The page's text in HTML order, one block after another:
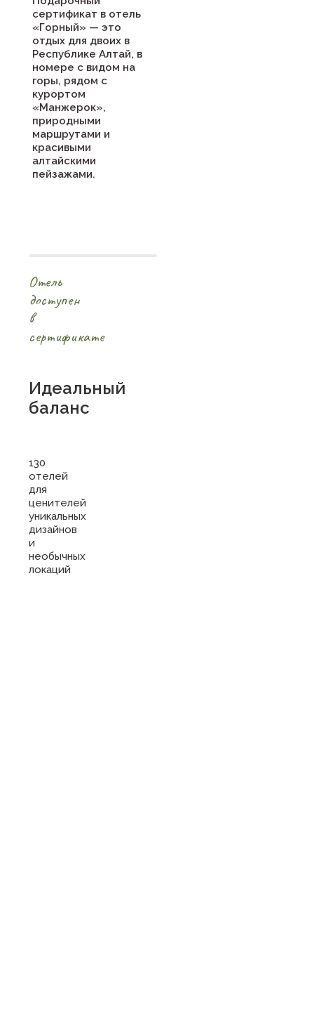
сертификат в отель
«Горный» — это
отдых для двоих в
Республике Алтай, в
номере с видом на
горы, рядом с
курортом
«Манжерок»,
природными
маршрутами и
красивыми
алтайскими
пейзажами.
Отель
доступен
в
сертификате
Идеальный
баланс
130
отелей
для
ценителей
уникальных
дизайнов
и
необычных
локаций